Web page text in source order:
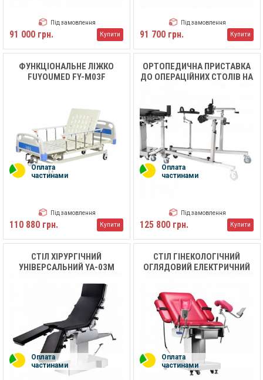
Під замовлення
91 000 грн. Купити
Під замовлення
91 700 грн. Купити
ФУНКЦІОНАЛЬНЕ ЛІЖКО
FUYOUMED FY-M03F
Оплата
частинами
Під замовлення
110 880 грн. Купити
ОРТОПЕДИЧНА ПРИСТАВКА
ДО ОПЕРАЦІЙНИХ СТОЛІВ НА
Оплата
частинами
Під замовлення
125 800 грн. Купити
СТІЛ ХІРУРГІЧНИЙ
УНІВЕРСАЛЬНИЙ YA-03M
Оплата
частинами
СТІЛ ГІНЕКОЛОГІЧНИЙ
ОГЛЯДОВИЙ ЕЛЕКТРИЧНИЙ
Оплата
частинами